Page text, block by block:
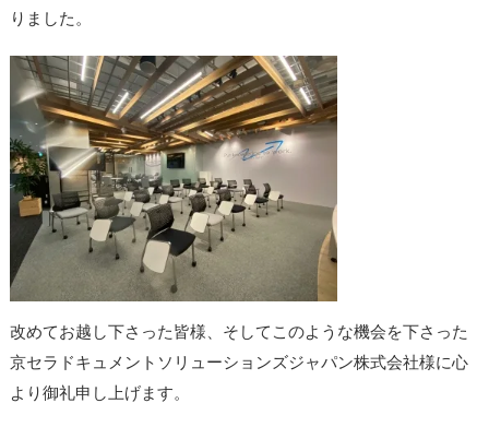
りました。
改めてお越し下さった皆様、そしてこのような機会を下さった
京セラドキュメントソリューションズジャパン株式会社様に心
より御礼申し上げます。